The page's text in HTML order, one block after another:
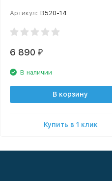
Артикул: B520-14
6 890 ₽
В наличии
В корзину
Купить в 1 клик